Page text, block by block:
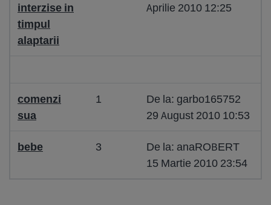
interzise in
timpul
alaptarii
Aprilie 2010 12:25
comenzi
sua
1
De la: garbo165752
29 August 2010 10:53
bebe 3
De la: anaROBERT
15 Martie 2010 23:54